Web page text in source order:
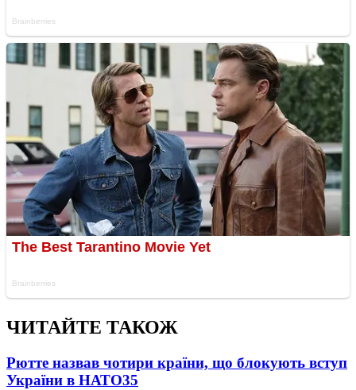
ЧИТАЙТЕ ТАКОЖ
Рютте назвав чотири країни, що блокують вступ
України в НАТО35